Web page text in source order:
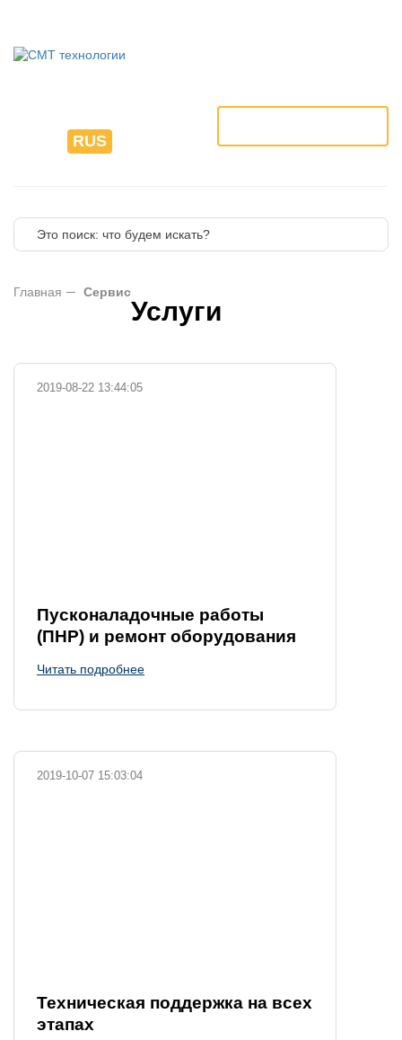
RUS
Главная Сервис
Услуги
2019-08-22 13:44:05
Пусконаладочные работы
(ПНР) и ремонт оборудования
Читать подробнее
2019-10-07 15:03:04
Техническая поддержка на всех
этапах